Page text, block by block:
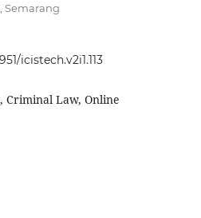
Semarang
icistech.v2i1.113
Criminal Law, Online